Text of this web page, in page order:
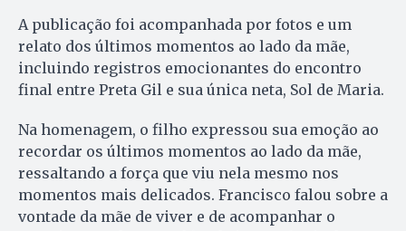
A publicação foi acompanhada por fotos e um
relato dos últimos momentos ao lado da mãe,
incluindo registros emocionantes do encontro
final entre Preta Gil e sua única neta, Sol de Maria.
Na homenagem, o filho expressou sua emoção ao
recordar os últimos momentos ao lado da mãe,
ressaltando a força que viu nela mesmo nos
momentos mais delicados. Francisco falou sobre a
vontade da mãe de viver e de acompanhar o